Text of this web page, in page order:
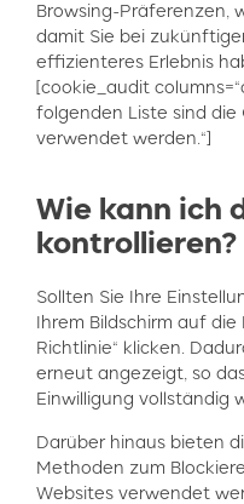
Browsing-Präferenzen,
damit Sie bei
effizienteres Erlebnis
[cookie_audit
folgenden Liste sind
verwendet werden.“]
Wie kann ich
kontrollieren?
Sollten Sie Ihre
Ihrem Bildschirm auf
Richtlinie“ klicken.
erneut angezeigt, so
Einwilligung vollständig
Darüber hinaus bieten
Methoden zum
Websites verwendet